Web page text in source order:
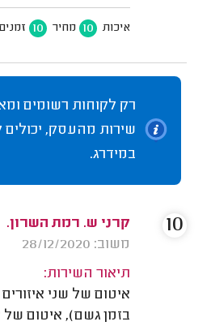
איכות 10 מחיר 10 זמנים
רק לקוחות רשומים
שירות מהעסק,
במידרג.
קרני ש. רמת השרון.
משוב: 28/12/2020
תיאור השירות:
איטום של שני
בזמן גשם), איטום של
10